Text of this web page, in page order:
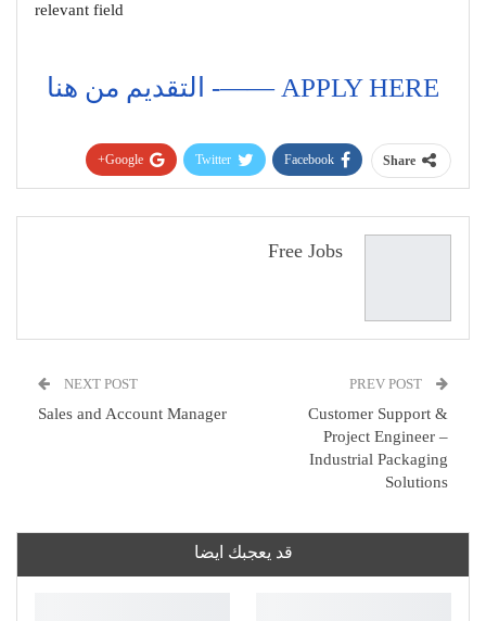
relevant field
APPLY HERE ——- التقديم من هنا
Share
Facebook
Twitter
Google+
البريد الإلكتروني
Free Jobs
Customer Support &
Project Engineer –
Industrial Packaging
Solutions
NEXT POST
Sales and Account Manager
قد يعجبك ايضا